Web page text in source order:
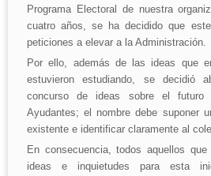
Programa Electoral de nuestra
cuatro años, se ha decidido que
peticiones a elevar a la Administración.
Por ello, además de las ideas que
estuvieron estudiando, se decidió
concurso de ideas sobre el futuro
Ayudantes; el nombre debe suponer
existente e identificar claramente al
En consecuencia, todos aquellos
ideas e inquietudes para esta